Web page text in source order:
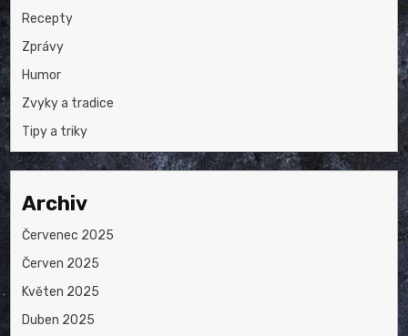
Recepty
Zprávy
Humor
Zvyky a tradice
Tipy a triky
Archiv
Červenec 2025
Červen 2025
Květen 2025
Duben 2025